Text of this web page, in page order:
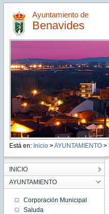
Ayuntamiento de
Benavides
Está en: Inicio >AYUNTAMIENTO>
INICIO
AYUNTAMIENTO
Corporación Municipal
Saluda